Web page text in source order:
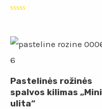
5
Pastelinės rožinės
spalvos kilimas „Mini
ulita“